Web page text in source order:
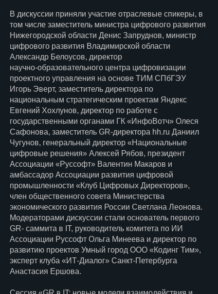
В дискуссии приняли участие отраслевые спикеры, в
том числе заместитель министра цифрового развития
Нижегородской области Денис Запруднов, министр
цифрового развития Владимирской области
Александр Белоусов, директор
научно‑образовательного центра цифровизации
проектного управления на основе ТИМ СПбГЭУ
Игорь Эверт, заместитель директора по
национальным стратегическим проектам Яндекс
Евгений Хохлунов, директор по работе с
государственными органами ГК «ИнфоВотч» Олеся
Сафонова, заместитель GR‑директора hh.ru Даниил
Чугунов, генеральный директор «Национальные
цифровые решения» Алексей Рябов, президент
Ассоциации «Руссофт» Валентин Макаров и
амбассадор Ассоциации развития цифровой
промышленности «Клуб Цифровых Директоров»,
член общественного совета Министерства
экономического развития России Светлана Леонова.
Модераторами дискуссии стали основатель первого
GR- саммита в IT, руководитель комитета по ИИ
Ассоциации Руссофт Ольга Минеева и директор по
развитию проектов Умный город ООО «Кодинг Тим»,
эксперт клуба «ИТ-Диалог» Санкт-Петербурга
Анастасия Ершова.